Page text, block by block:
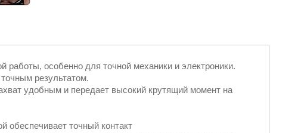
работы, особенно для точной механики и электроники.
результатом.
удобным и передает высокий крутящий момент на
обеспечивает точный контакт